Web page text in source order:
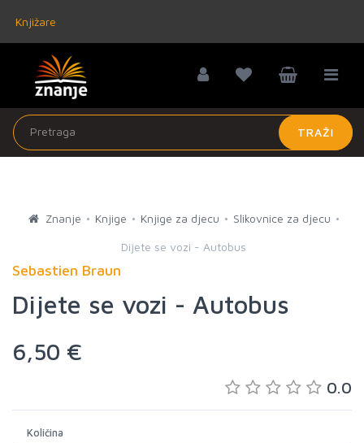
Knjižare
TRAŽI
Znanje Knjige Knjige za djecu Slikovnice za djecu
Dijete se vozi - Autobus
Sebastien Braun
Dijete se vozi - Autobus
6,50 €
0.0
Količina